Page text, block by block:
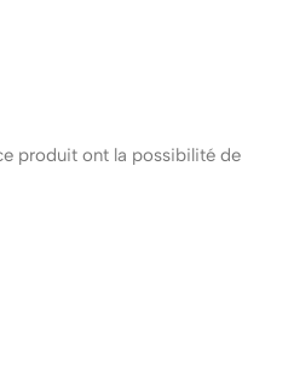
produit ont la possibilité de